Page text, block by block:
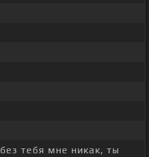
тебя мне никак, ты